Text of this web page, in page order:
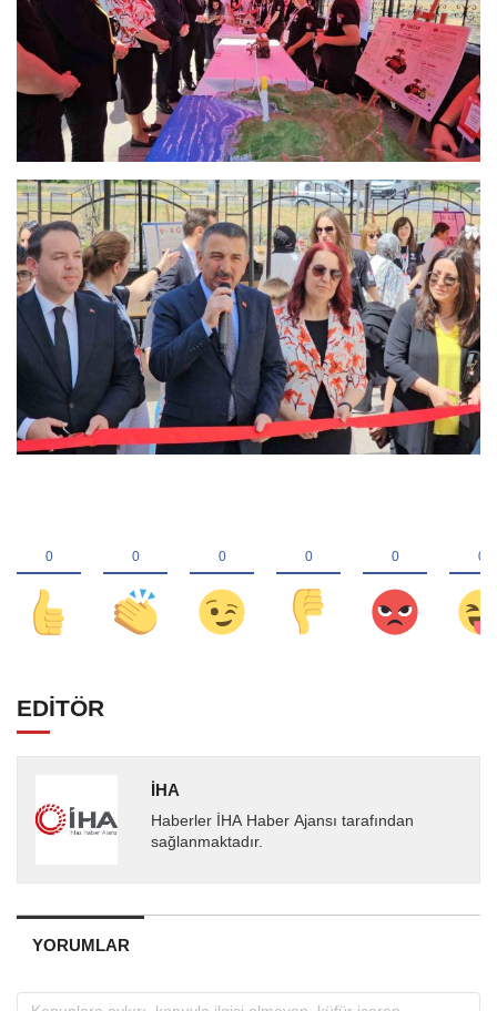
EDİTÖR
İHA
Haberler İHA Haber Ajansı tarafından
sağlanmaktadır.
YORUMLAR